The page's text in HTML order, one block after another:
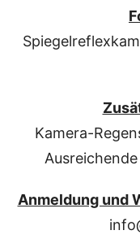
Kamera-
Anmeldung und